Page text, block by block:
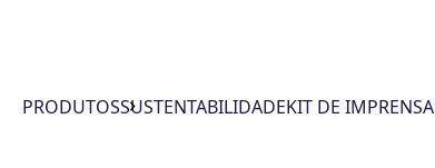
PRODUTOSSUSTENTABILIDADEKIT DE IMPRENSA